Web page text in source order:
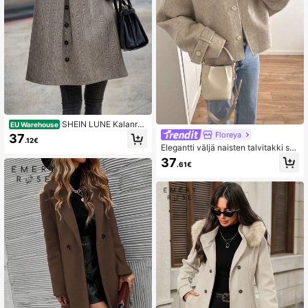
EU Warehouse SHEIN LUNE Kalanruo
tokuvioinen läppädetalji-napillinen
päällystakki syksy-talvikankaasta
37.12€
Floreya
Elegantti väljä naisten talvitakki sy
ksyyn
37.61€